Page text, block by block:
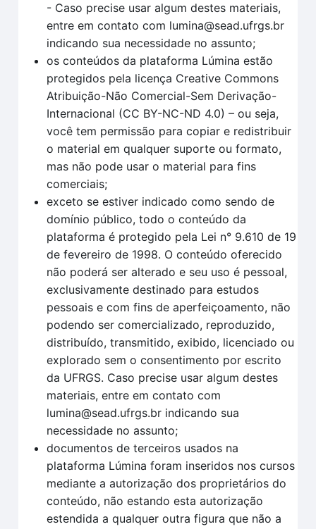
- Caso precise usar algum destes materiais,
entre em contato com lumina@sead.ufrgs.br
indicando sua necessidade no assunto;
os conteúdos da plataforma Lúmina estão
protegidos pela licença Creative Commons
Atribuição-Não Comercial-Sem Derivação-
Internacional (CC BY-NC-ND 4.0) – ou seja,
você tem permissão para copiar e redistribuir
o material em qualquer suporte ou formato,
mas não pode usar o material para fins
comerciais;
exceto se estiver indicado como sendo de
domínio público, todo o conteúdo da
plataforma é protegido pela Lei n° 9.610 de 19
de fevereiro de 1998. O conteúdo oferecido
não poderá ser alterado e seu uso é pessoal,
exclusivamente destinado para estudos
pessoais e com fins de aperfeiçoamento, não
podendo ser comercializado, reproduzido,
distribuído, transmitido, exibido, licenciado ou
explorado sem o consentimento por escrito
da UFRGS. Caso precise usar algum destes
materiais, entre em contato com
lumina@sead.ufrgs.br indicando sua
necessidade no assunto;
documentos de terceiros usados na
plataforma Lúmina foram inseridos nos cursos
mediante a autorização dos proprietários do
conteúdo, não estando esta autorização
estendida a qualquer outra figura que não a